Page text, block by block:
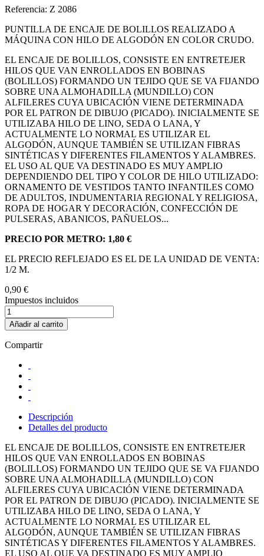
Referencia: Z 2086
PUNTILLA DE ENCAJE DE BOLILLOS REALIZADO A
MÁQUINA CON HILO DE ALGODÓN EN COLOR CRUDO.
EL ENCAJE DE BOLILLOS, CONSISTE EN ENTRETEJER
HILOS QUE VAN ENROLLADOS EN BOBINAS
(BOLILLOS) FORMANDO UN TEJIDO QUE SE VA FIJANDO
SOBRE UNA ALMOHADILLA (MUNDILLO) CON
ALFILERES CUYA UBICACIÓN VIENE DETERMINADA
POR EL PATRON DE DIBUJO (PICADO). INICIALMENTE SE
UTILIZABA HILO DE LINO, SEDA O LANA, Y
ACTUALMENTE LO NORMAL ES UTILIZAR EL
ALGODÓN, AUNQUE TAMBIÉN SE UTILIZAN FIBRAS
SINTÉTICAS Y DIFERENTES FILAMENTOS Y ALAMBRES.
EL USO AL QUE VA DESTINADO ES MUY AMPLIO
DEPENDIENDO DEL TIPO Y COLOR DE HILO UTILIZADO:
ORNAMENTO DE VESTIDOS TANTO INFANTILES COMO
DE ADULTOS, INDUMENTARIA REGIONAL Y RELIGIOSA,
ROPA DE HOGAR Y DECORACIÓN, CONFECCIÓN DE
PULSERAS, ABANICOS, PAÑUELOS...
PRECIO POR METRO: 1,80 €
EL PRECIO REFLEJADO ES EL DE LA UNIDAD DE VENTA:
1/2 M.
0,90 €
Impuestos incluidos
Añadir al carrito
Compartir
Descripción
Detalles del producto
EL ENCAJE DE BOLILLOS, CONSISTE EN ENTRETEJER
HILOS QUE VAN ENROLLADOS EN BOBINAS
(BOLILLOS) FORMANDO UN TEJIDO QUE SE VA FIJANDO
SOBRE UNA ALMOHADILLA (MUNDILLO) CON
ALFILERES CUYA UBICACIÓN VIENE DETERMINADA
POR EL PATRON DE DIBUJO (PICADO). INICIALMENTE SE
UTILIZABA HILO DE LINO, SEDA O LANA, Y
ACTUALMENTE LO NORMAL ES UTILIZAR EL
ALGODÓN, AUNQUE TAMBIÉN SE UTILIZAN FIBRAS
SINTÉTICAS Y DIFERENTES FILAMENTOS Y ALAMBRES.
EL USO AL QUE VA DESTINADO ES MUY AMPLIO